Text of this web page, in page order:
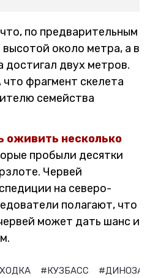
по предварительным
около метра, а в
достигал двух метров.
фрагмент скелета
семейства
оживить несколько
пробыли десятки
Червей
на северо-
полагают, что
может дать шанс и
#КУЗБАСС